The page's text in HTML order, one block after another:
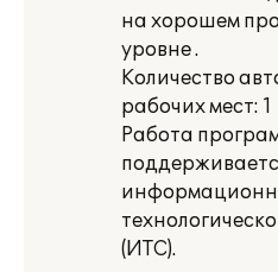
на хорошем
уровне .
Количество
рабочих мест: 1
Работа
(ИТС).